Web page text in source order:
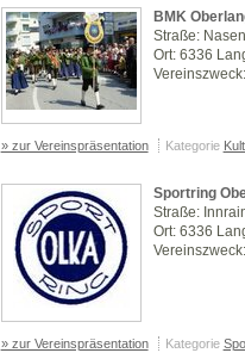
BMK
Straße:
Ort: 6336
» zur Vereinspräsentation Kategorie
Sportring
Straße:
Ort: 6336
» zur Vereinspräsentation Kategorie